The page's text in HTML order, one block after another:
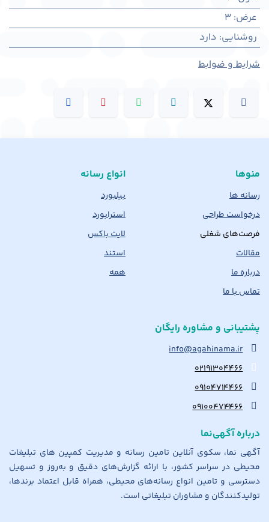
عرض:
3
روشنایی: دارد
شرایط و ضوابط
منوها
رسانه ها
درخواست طراحی
فرصت‌های شغلی
مقالات
درباره ما
تماس با ما
انواع رسانه
بیلبورد
استرابورد
لایت باکس
استند
همه
پشتیبانی و مشاوره رایگان
info@agahinama.ir
۰۲۱۹۱۳۰۴۴۶۶
۰۹۱۰۴۷۱۴۴۶۶
۰۹۱۰۰۴۷۴۴۶۶
درباره آگهی‌نما
آگهی نما، سکوی آنلاین تامین رسانه و مدیریت کمپین های تبلیغات
محیطی در سراسر کشور، با ارائه گزارش‌های دقیق و به‌روز و تسهیل
دسترسی و تامین انواع رسانه‌های محیطی، همراه قابل اعتماد برندها،
تولیدکنندگان و مشاوران تبلیغاتی است.